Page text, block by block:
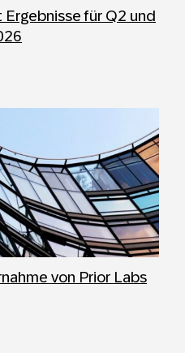
für Q2 und
von Prior Labs